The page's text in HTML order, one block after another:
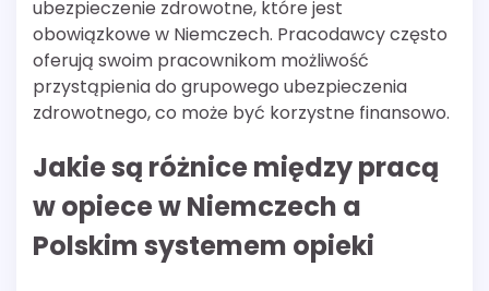
ubezpieczenie zdrowotne, które jest
obowiązkowe w Niemczech. Pracodawcy często
oferują swoim pracownikom możliwość
przystąpienia do grupowego ubezpieczenia
zdrowotnego, co może być korzystne finansowo.
Jakie są różnice między pracą
w opiece w Niemczech a
Polskim systemem opieki